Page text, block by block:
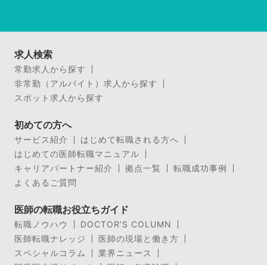
求人検索
常勤求人から探す
非常勤（アルバイト）求人から探す
スポット求人から探す
初めての方へ
サービス紹介
はじめて転職される方へ
はじめての医師転職マニュアル
キャリアパートナー紹介
拠点一覧
転職成功事例
よくあるご質問
医師の転職お役立ちガイド
転職ノウハウ
DOCTOR’S COLUMN
医師転職ナレッジ
医師の現場と働き方
スペシャルコラム
業界ニュース